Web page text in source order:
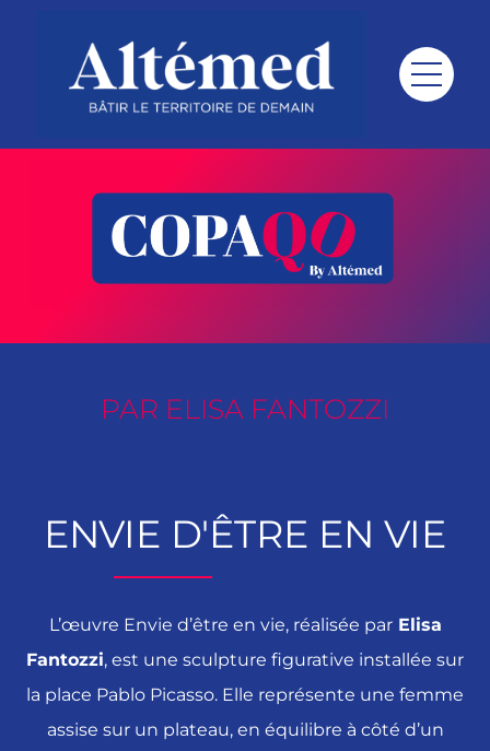
PAR ELISA FANTOZZI
ENVIE D'ÊTRE EN VIE
L’œuvre Envie d’être en vie, réalisée parElisa
Fantozzi, est une sculpture figurative installée sur
la place Pablo Picasso. Elle représente une femme
assise sur un plateau, en équilibre à côté d’un